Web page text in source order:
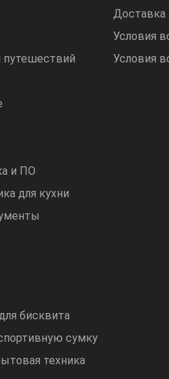
путешествий
и ПО
для кухни
Доставка
Условия
Условия
бисквита
сумку
техника